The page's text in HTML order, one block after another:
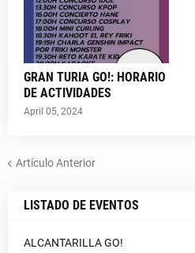
GRAN TURIA GO!: HORARIO
DE ACTIVIDADES
April 05, 2024
Artículo Anterior
LISTADO DE EVENTOS
ALCANTARILLA GO!